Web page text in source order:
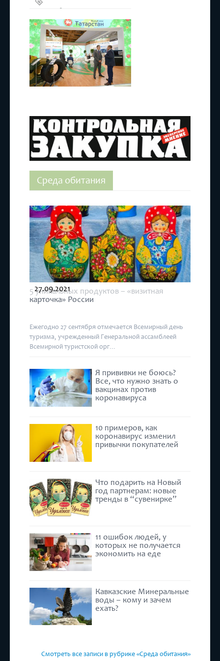
РЭН-2018
Среда обитания
5 уникальных продуктов – «визитная
карточка» России
27.09.2021
Ежегодно 27 сентября отмечается Всемирный день
туризма, учрежденный Генеральной ассамблеей
Всемирной туристской орг...
Я прививки не боюсь?
Все, что нужно знать о
вакцинах против
коронавируса
10 примеров, как
коронавирус изменил
привычки покупателей
Что подарить на Новый
год партнерам: новые
тренды в “сувенирке”
11 ошибок людей, у
которых не получается
экономить на еде
Кавказские Минеральные
воды – кому и зачем
ехать?
Смотреть все записи в рубрике «Среда обитания»